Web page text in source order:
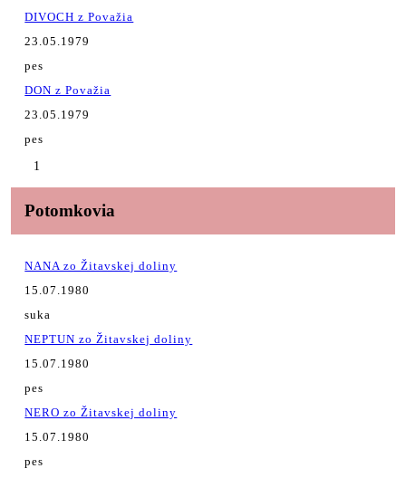
DIVOCH z Považia
23.05.1979
pes
DON z Považia
23.05.1979
pes
1
Potomkovia
NANA zo Žitavskej doliny
15.07.1980
suka
NEPTUN zo Žitavskej doliny
15.07.1980
pes
NERO zo Žitavskej doliny
15.07.1980
pes